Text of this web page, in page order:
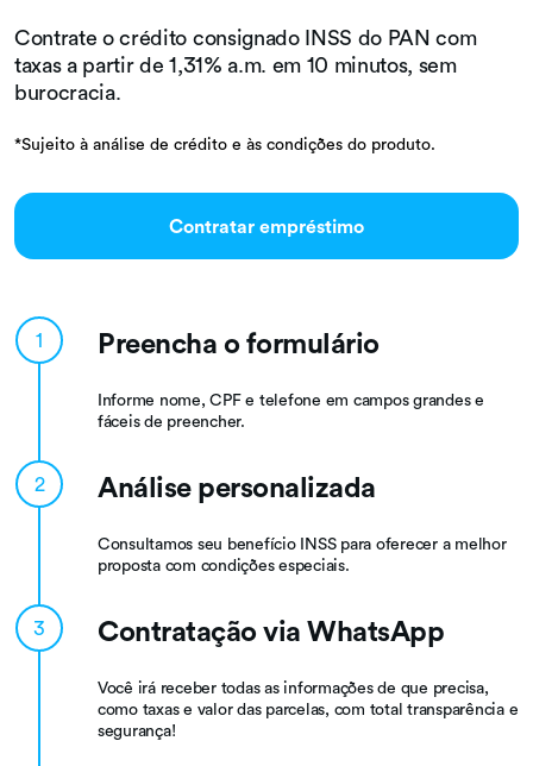
Contrate o crédito consignado INSS do PAN com
taxas a partir de 1,31% a.m. em 10 minutos, sem
burocracia.
*Sujeito à análise de crédito e às condições do produto.
Contratar empréstimo
1 Preencha o formulário
Informe nome, CPF e telefone em campos grandes e
fáceis de preencher.
2 Análise personalizada
Consultamos seu benefício INSS para oferecer a melhor
proposta com condições especiais.
3 Contratação via WhatsApp
Você irá receber todas as informações de que precisa,
como taxas e valor das parcelas, com total transparência e
segurança!